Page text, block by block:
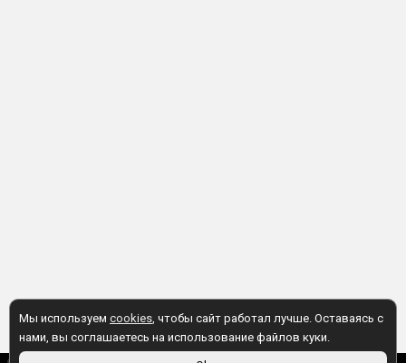
Мы используем cookies, чтобы сайт работал лучше. Оставаясь с
нами, вы соглашаетесь на использование файлов куки.